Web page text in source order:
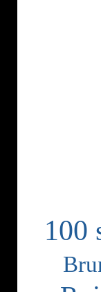
100